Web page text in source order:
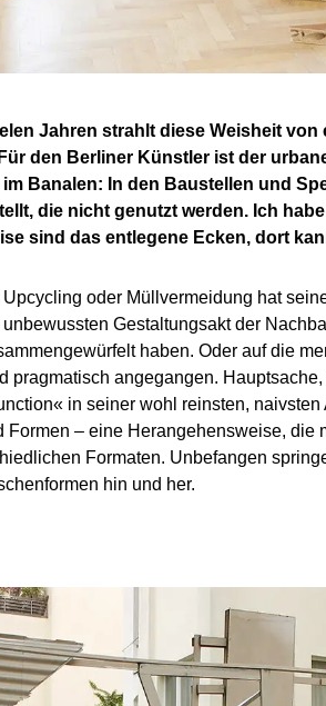
Jahren strahlt diese Weisheit
den Berliner Künstler ist der
Banalen: In den Baustellen und
die nicht genutzt werden. Ich
sind das entlegene Ecken, dort
oder Müllvermeidung hat
Gestaltungsakt der
haben. Oder auf die
angegangen.
in seiner wohl reinsten,
– eine Herangehensweise,
Formaten. Unbefangen
hin und her.